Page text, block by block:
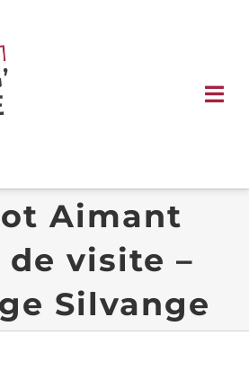
Aimant
de visite –
Silvange